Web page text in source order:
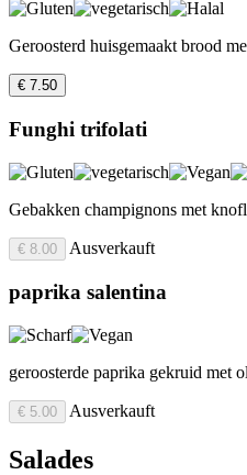
Geroosterd huisgemaakt brood
€ 7.50
Funghi trifolati
Gebakken champignons met
€ 8.00 Ausverkauft
paprika salentina
geroosterde paprika gekruid met
€ 5.00 Ausverkauft
Salades